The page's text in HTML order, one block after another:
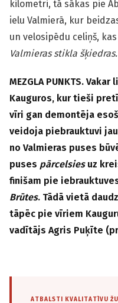
kilometri, tā sākas pie
ielu Valmierā, kur
un velosipēdu celiņš,
Valmieras stikla šķiedras.
MEZGLA PUNKTS.
Kauguros, kur tieši
vīri gan demontēja
veidoja piebrauktuvi
no Valmieras puses
puses pārcelsiesuz
finišam pie
Brūtes. Tādā vietā
tāpēc pie vīriem
vadītājs Agris Puķīte
ATBALSTI KVALITATĪVU